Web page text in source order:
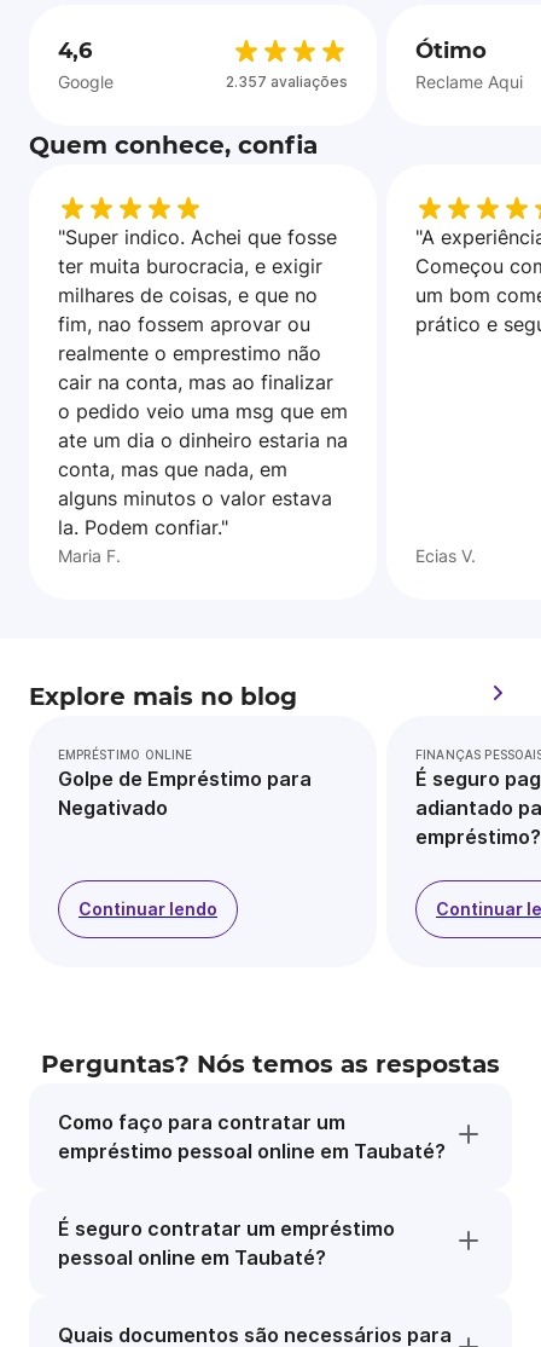
4,6
Google 2.357 avaliações
Ótimo
Reclame Aqui
Quem conhece, confia
"Super indico. Achei que fosse
ter muita burocracia, e exigir
milhares de coisas, e que no
fim, nao fossem aprovar ou
realmente o emprestimo não
cair na conta, mas ao finalizar
o pedido veio uma msg que em
ate um dia o dinheiro estaria na
conta, mas que nada, em
alguns minutos o valor estava
la. Podem confiar."
Maria F.
"A
Começou
um bom
prático e
Ecias V.
Explore mais no blog
EMPRÉSTIMO ONLINE
Golpe de Empréstimo para
Negativado
Continuar lendo
FINANÇAS
É seguro
adiantado
empréstimo?
Continuar
Perguntas? Nós temos as respostas
Como faço para contratar um
empréstimo pessoal online em Taubaté?
É seguro contratar um empréstimo
pessoal online em Taubaté?
Quais documentos são necessários para